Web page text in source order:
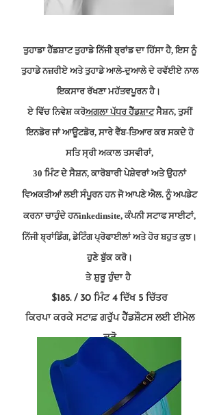
ਤੁਹਾਡਾ ਹੈੱਡਸ਼ਾਟ ਤੁਹਾਡੇ ਨਿੱਜੀ ਬ੍ਰਾਂਡ ਦਾ ਹਿੱਸਾ ਹੈ, ਇਸ ਨੂੰ
ਤੁਹਾਡੇ ਨਜ਼ਰੀਏ ਅਤੇ ਤੁਹਾਡੇ ਆਲੇ-ਦੁਆਲੇ ਦੇ ਰਵੱਈਏ ਨਾਲ
ਇਕਸਾਰ ਰੱਖਣਾ ਮਹੱਤਵਪੂਰਨ ਹੈ।
ਏ ਵਿੱਚ ਨਿਵੇਸ਼ ਕਰੋਅਗਲਾ ਪੱਧਰ ਹੈੱਡਸ਼ਾਟਸੈਸ਼ਨ, ਤੁਸੀਂ
ਇਨਡੋਰ ਜਾਂ ਆਊਟਡੋਰ, ਸਾਰੇ ਵੈੱਬ-ਤਿਆਰ ਕਰ ਸਕਦੇ ਹੋ
ਸਤਿ ਸ੍ਰੀ ਅਕਾਲ ਤਸਵੀਰਾਂ,
30 ਮਿੰਟ ਦੇ ਸੈਸ਼ਨ, ਕਾਰੋਬਾਰੀ ਪੇਸ਼ੇਵਰਾਂ ਅਤੇ ਉਹਨਾਂ
ਵਿਅਕਤੀਆਂ ਲਈ ਸੰਪੂਰਨ ਹਨ ਜੋ ਆਪਣੇ ਐਲ. ਨੂੰ ਅਪਡੇਟ
ਕਰਨਾ ਚਾਹੁੰਦੇ ਹਨinkedinsite, ਕੰਪਨੀ ਸਟਾਫ ਸਾਈਟਾਂ,
ਨਿੱਜੀ ਬ੍ਰਾਂਡਿੰਗ, ਡੇਟਿੰਗ ਪ੍ਰੋਫਾਈਲਾਂ ਅਤੇ ਹੋਰ ਬਹੁਤ ਕੁਝ।
ਹੁਣੇ ਬੁੱਕ ਕਰੋ।
ਤੇ ਸ਼ੁਰੂ ਹੁੰਦਾ ਹੈ
$185. / 30 ਮਿੰਟ 4 ਦਿੱਖ 5 ਚਿੱਤਰ
ਕਿਰਪਾ ਕਰਕੇ ਸਟਾਫ਼ ਗਰੁੱਪ ਹੈੱਡਸ਼ੌਟਸ ਲਈ ਈਮੇਲ
ਕਰੋ